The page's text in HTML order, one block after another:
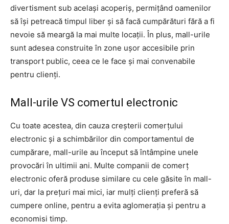
divertisment sub același acoperiș, permițând oamenilor
să își petreacă timpul liber și să facă cumpărături fără a fi
nevoie să meargă la mai multe locații. În plus, mall-urile
sunt adesea construite în zone ușor accesibile prin
transport public, ceea ce le face și mai convenabile
pentru clienți.
Mall-urile VS comertul electronic
Cu toate acestea, din cauza creșterii comerțului
electronic și a schimbărilor din comportamentul de
cumpărare, mall-urile au început să întâmpine unele
provocări în ultimii ani. Multe companii de comerț
electronic oferă produse similare cu cele găsite în mall-
uri, dar la prețuri mai mici, iar mulți clienți preferă să
cumpere online, pentru a evita aglomerația și pentru a
economisi timp.